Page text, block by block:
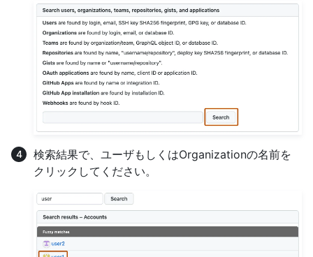
検索結果で、ユーザもしくはOrganizationの名前を
クリックしてください。